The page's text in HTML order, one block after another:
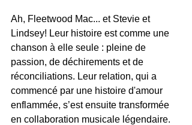
Ah, Fleetwood Mac... et Stevie et
Lindsey! Leur histoire est comme une
chanson à elle seule : pleine de
passion, de déchirements et de
réconciliations. Leur relation, qui a
commencé par une histoire d'amour
enflammée, s’est ensuite transformée
en collaboration musicale légendaire.